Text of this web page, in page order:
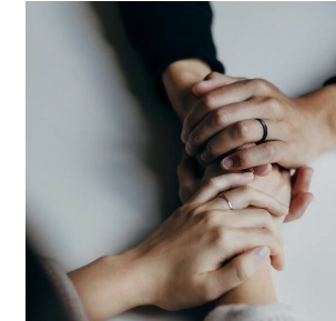
Les séquelles
Les risques de récidive
Généralités
Le retour au domicile
Le parcours de soins
Atelier « Dessin & Illustration »
Atelier « Initiation à l’Activité
Adaptée »
Journée pour les enfants
et leurs parents
Actions de prévention
France AVC IDF et l’ARS IDF
Interventions auprès des